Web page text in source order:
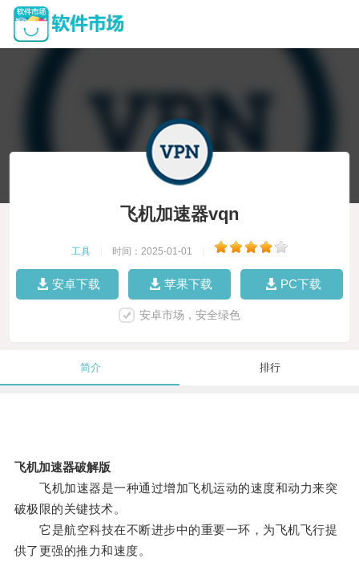
飞机加速器vqn
工具 时间：2025-01-01
安卓下载 苹果下载 PC下载
安卓市场，安全绿色
简介 排行
飞机加速器破解版
飞机加速器是一种通过增加飞机运动的速度和动力来突
破极限的关键技术。
它是航空科技在不断进步中的重要一环，为飞机飞行提
供了更强的推力和速度。